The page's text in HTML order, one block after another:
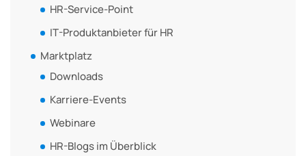
HR-Service-Point
IT-Produktanbieter für HR
Marktplatz
Downloads
Karriere-Events
Webinare
HR-Blogs im Überblick